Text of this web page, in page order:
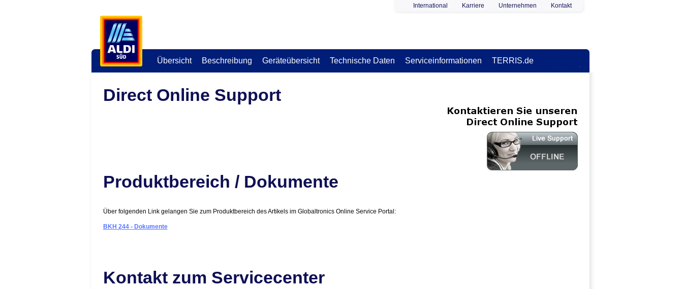
International Karriere Unternehmen Kontakt
Übersicht Beschreibung Geräteübersicht Technische Daten Serviceinformationen TERRIS.de
Direct Online Support
Produktbereich / Dokumente
Über folgenden Link gelangen Sie zum Produktbereich des Artikels im Globaltronics Online Service Portal:
BKH 244 - Dokumente
Kontakt zum Servicecenter